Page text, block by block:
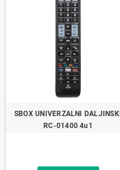
SBOX UNIVERZALNI DALJINSKI
RC-01400 4u1